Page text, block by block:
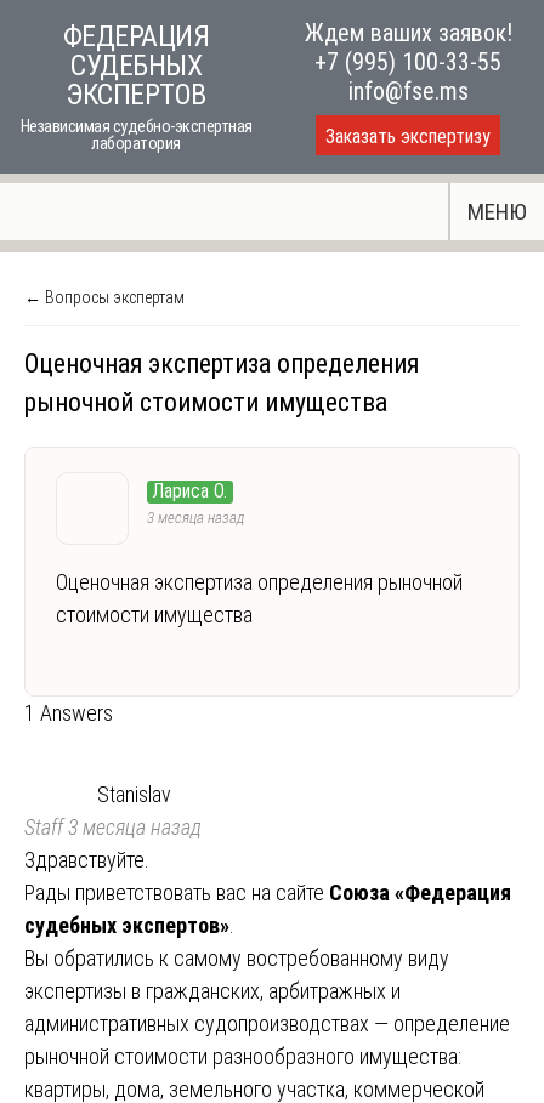
ФЕДЕРАЦИЯ
СУДЕБНЫХ
ЭКСПЕРТОВ
Независимая судебно-экспертная
лаборатория
Ждем ваших заявок!
+7 (995) 100-33-55
info@fse.ms
Заказать экспертизу
МЕНЮ
← Вопросы экспертам
Оценочная экспертиза определения
рыночной стоимости имущества
Лариса О.
3 месяца назад
Оценочная экспертиза определения рыночной
стоимости имущества
1 Answers
Stanislav
Staff3 месяца назад
Здравствуйте.
Рады приветствовать вас на сайте Союза «Федерация
судебных экспертов»
Вы обратились к самому востребованному виду
экспертизы в гражданских, арбитражных и
административных судопроизводствах — определение
рыночной стоимости разнообразного имущества:
квартиры, дома, земельного участка, коммерческой